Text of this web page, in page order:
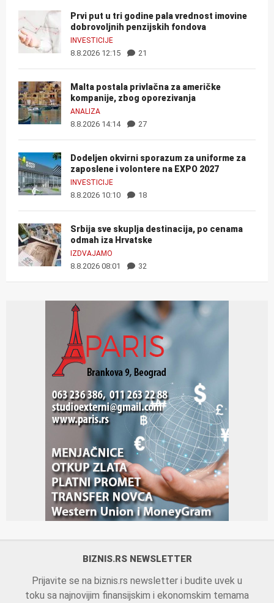
Prvi put u tri godine pala vrednost imovine
dobrovoljnih penzijskih fondova
INVESTICIJE
8.8.2026 12:15 21
Malta postala privlačna za američke
kompanije, zbog oporezivanja
ANALIZA
8.8.2026 14:14 27
Dodeljen okvirni sporazum za uniforme za
zaposlene i volontere na EXPO 2027
INVESTICIJE
8.8.2026 10:10 18
Srbija sve skuplja destinacija, po cenama
odmah iza Hrvatske
IZDVAJAMO
8.8.2026 08:01 32
BIZNIS.RS NEWSLETTER
Prijavite se na biznis.rs newsletter i budite uvek u
toku sa najnovijim finansijskim i ekonomskim temama